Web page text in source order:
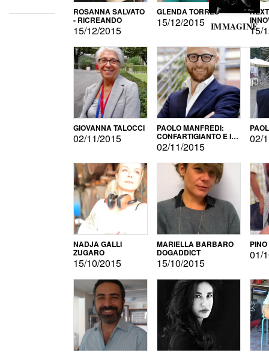
ROSANNA SALVATO
- RICREANDO
15/12/2015
GLENDA TORRES
15/12/2015
15/
GIOVANNA TALOCCI
02/11/2015
PAOLO MANFREDI:
CONFARTIGIANTO E IL
SONDAGGIO
02/11/2015
02/
NADJA GALLI
ZUGARO
15/10/2015
MARIELLA BARBARO
DOGADDICT
15/10/2015
01/
IMMAGINE